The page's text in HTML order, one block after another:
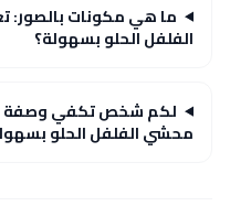
ما هي مكونات
الفلفل الحلو بسهولة؟
لكم شخص تكفي وصفة
محشي الفلفل الحلو